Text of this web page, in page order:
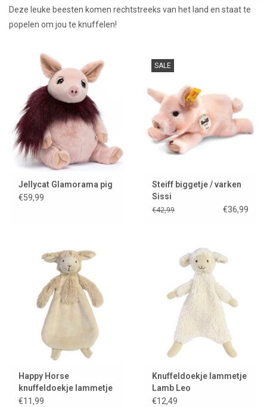
Merken
Deze leuke beesten komen rechtstreeks van het land en staat te
popelen om jou te knuffelen!
Jellycat Glamorama pig
€59,99
SALE
Steiff biggetje / varken
Sissi
€42,99 €36,99
Happy Horse
knuffeldoekje lammetje
Livio
€11,99
Knuffeldoekje lammetje
Lamb Leo
€12,49